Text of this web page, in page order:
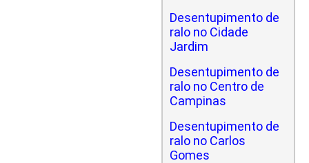
Desentupimento de
ralo no Cidade
Jardim
Desentupimento de
ralo no Centro de
Campinas
Desentupimento de
ralo no Carlos
Gomes